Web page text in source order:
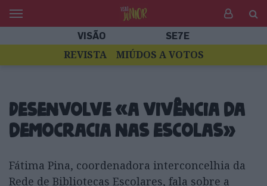
VISÃO SE7E
REVISTA MIÚDOS A VOTOS
Desenvolve «a vivência da
democracia nas escolas»
Fátima Pina, coordenadora interconcelhia da
Rede de Bibliotecas Escolares, fala sobre a